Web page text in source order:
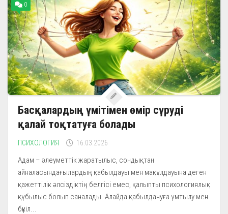
0
Басқалардың үмітімен өмір сүруді
қалай тоқтатуға болады
ПСИХОЛОГИЯ 16.03.2026
Адам – әлеуметтік жаратылыс, сондықтан
айналасындағылардың қабылдауы мен мақұлдауына деген
қажеттілік әлсіздіктің белгісі емес, қалыпты психологиялық
құбылыс болып саналады. Алайда қабылдануға ұмтылу мен
бүкіл...